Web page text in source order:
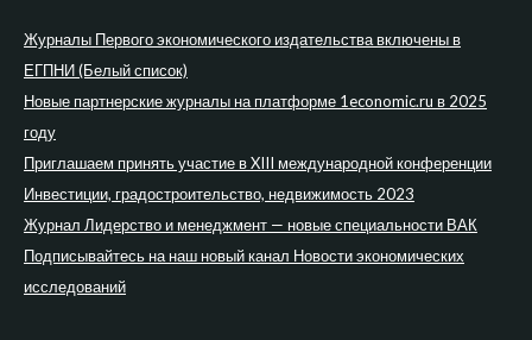
Журналы Первого экономического издательства включены в
ЕГПНИ (Белый список)
Новые партнерские журналы на платформе 1economic.ru в 2025
году
Приглашаем принять участие в XIII международной конференции
Инвестиции, градостроительство, недвижимость 2023
Журнал Лидерство и менеджмент — новые специальности ВАК
Подписывайтесь на наш новый канал Новости экономических
исследований